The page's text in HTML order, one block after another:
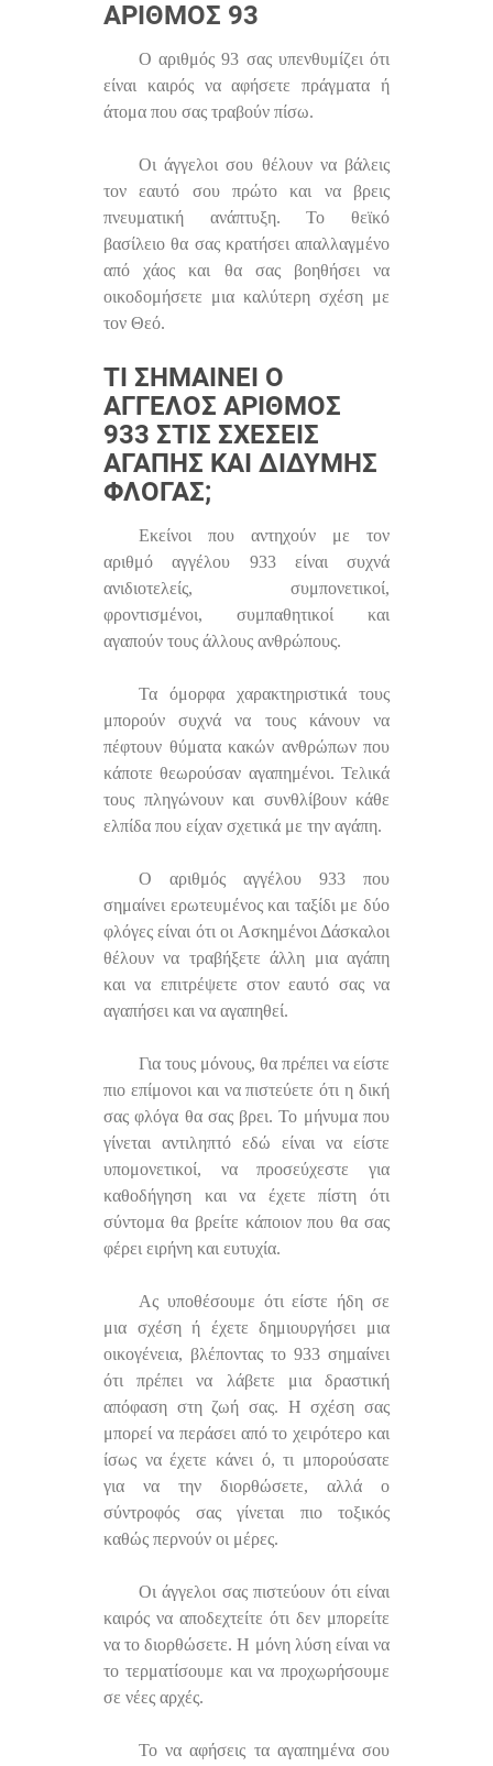
ΑΡΙΘΜΌΣ 93
Ο αριθμός 93 σας υπενθυμίζει ότι
είναι καιρός να αφήσετε πράγματα ή
άτομα που σας τραβούν πίσω.
Οι άγγελοι σου θέλουν να βάλεις
τον εαυτό σου πρώτο και να βρεις
πνευματική ανάπτυξη. Το θεϊκό
βασίλειο θα σας κρατήσει απαλλαγμένο
από χάος και θα σας βοηθήσει να
οικοδομήσετε μια καλύτερη σχέση με
τον Θεό.
ΤΙ ΣΗΜΑΊΝΕΙ Ο
ΆΓΓΕΛΟΣ ΑΡΙΘΜΌΣ
933 ΣΤΙΣ ΣΧΈΣΕΙΣ
ΑΓΆΠΗΣ ΚΑΙ ΔΊΔΥΜΗΣ
ΦΛΌΓΑΣ;
Εκείνοι που αντηχούν με τον
αριθμό αγγέλου 933 είναι συχνά
ανιδιοτελείς, συμπονετικοί,
φροντισμένοι, συμπαθητικοί και
αγαπούν τους άλλους ανθρώπους.
Τα όμορφα χαρακτηριστικά τους
μπορούν συχνά να τους κάνουν να
πέφτουν θύματα κακών ανθρώπων που
κάποτε θεωρούσαν αγαπημένοι. Τελικά
τους πληγώνουν και συνθλίβουν κάθε
ελπίδα που είχαν σχετικά με την αγάπη.
Ο αριθμός αγγέλου 933 που
σημαίνει ερωτευμένος και ταξίδι με δύο
φλόγες είναι ότι οι Ασκημένοι Δάσκαλοι
θέλουν να τραβήξετε άλλη μια αγάπη
και να επιτρέψετε στον εαυτό σας να
αγαπήσει και να αγαπηθεί.
Για τους μόνους, θα πρέπει να είστε
πιο επίμονοι και να πιστεύετε ότι η δική
σας φλόγα θα σας βρει. Το μήνυμα που
γίνεται αντιληπτό εδώ είναι να είστε
υπομονετικοί, να προσεύχεστε για
καθοδήγηση και να έχετε πίστη ότι
σύντομα θα βρείτε κάποιον που θα σας
φέρει ειρήνη και ευτυχία.
Ας υποθέσουμε ότι είστε ήδη σε
μια σχέση ή έχετε δημιουργήσει μια
οικογένεια, βλέποντας το 933 σημαίνει
ότι πρέπει να λάβετε μια δραστική
απόφαση στη ζωή σας. Η σχέση σας
μπορεί να περάσει από το χειρότερο και
ίσως να έχετε κάνει ό, τι μπορούσατε
για να την διορθώσετε, αλλά ο
σύντροφός σας γίνεται πιο τοξικός
καθώς περνούν οι μέρες.
Οι άγγελοι σας πιστεύουν ότι είναι
καιρός να αποδεχτείτε ότι δεν μπορείτε
να το διορθώσετε. Η μόνη λύση είναι να
το τερματίσουμε και να προχωρήσουμε
σε νέες αρχές.
Το να αφήσεις τα αγαπημένα σου